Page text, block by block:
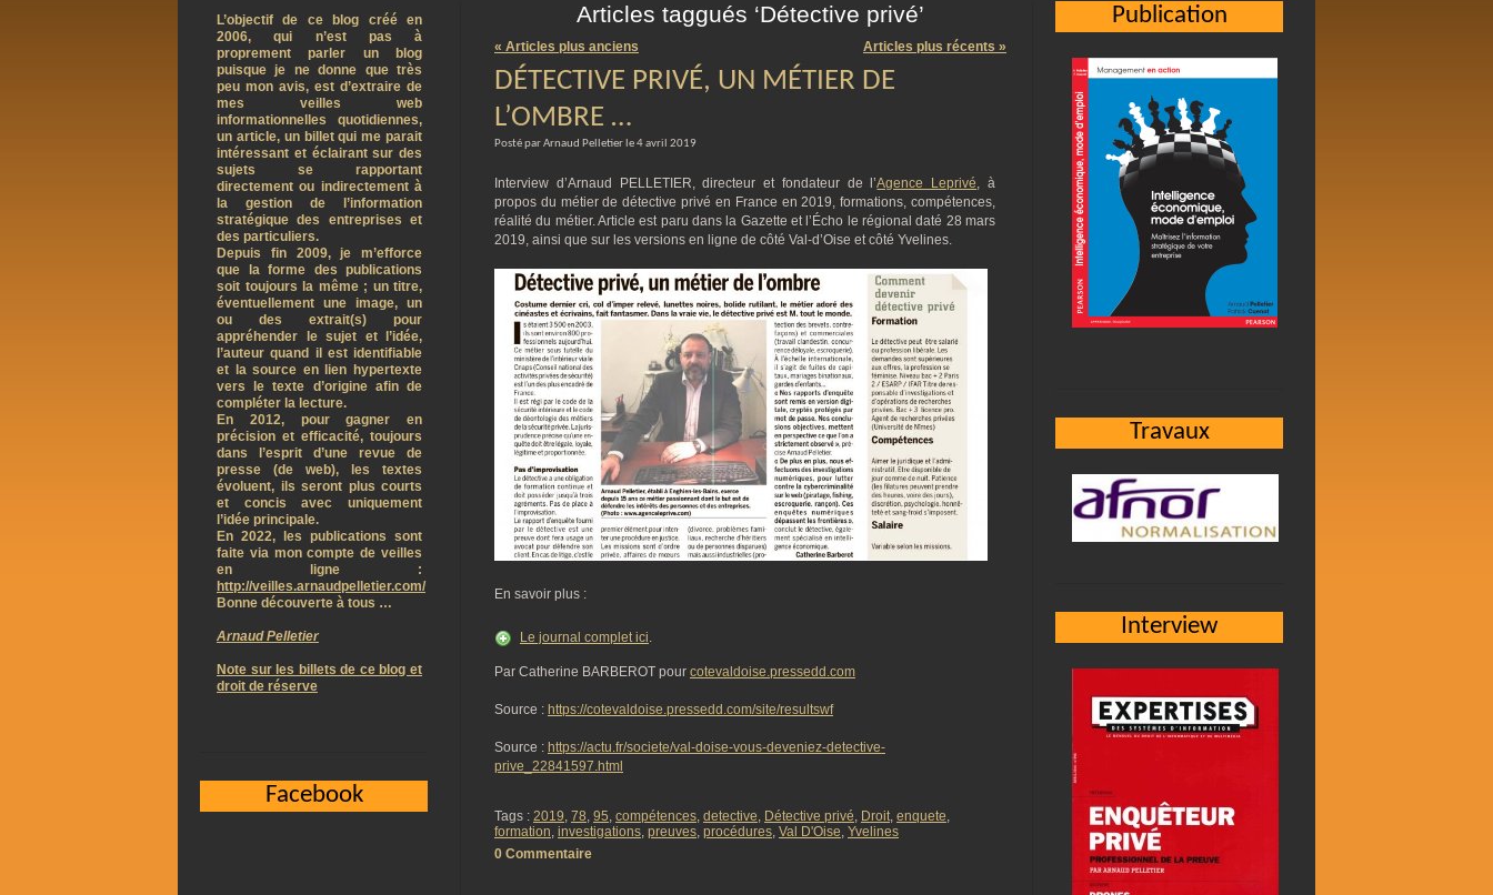
Articles taggués ‘Détective privé’
« Articles plus anciens Articles plus récents »
DÉTECTIVE PRIVÉ, UN MÉTIER DE
L’OMBRE …
Posté par Arnaud Pelletier le 4 avril 2019
Interview d’Arnaud PELLETIER, directeur et fondateur de l’Agence Leprivé, à
propos du métier de détective privé en France en 2019, formations, compétences,
réalité du métier. Article est paru dans la Gazette et l’Écho le régional daté 28 mars
2019, ainsi que sur les versions en ligne de côté Val-d’Oise et côté Yvelines.
En savoir plus :
Le journal complet ici.
Par Catherine BARBEROT pour cotevaldoise.pressedd.com
Source : https://cotevaldoise.pressedd.com/site/resultswf
Source : https://actu.fr/societe/val-doise-vous-deveniez-detective-
prive_22841597.html
Tags : 2019, 78, 95, compétences, detective, Détective privé, Droit, enquete,
formation, investigations, preuves, procédures, Val D'Oise, Yvelines
0 Commentaire
Publication
Travaux
Interview
L’objectif de ce blog créé en
2006, qui n’est pas à
proprement parler un blog
puisque je ne donne que très
peu mon avis, est d’extraire de
mes veilles web
informationnelles quotidiennes,
un article, un billet qui me parait
intéressant et éclairant sur des
sujets se rapportant
directement ou indirectement à
la gestion de l’information
stratégique des entreprises et
des particuliers.
Depuis fin 2009, je m’efforce
que la forme des publications
soit toujours la même ; un titre,
éventuellement une image, un
ou des extrait(s) pour
appréhender le sujet et l’idée,
l’auteur quand il est identifiable
et la source en lien hypertexte
vers le texte d’origine afin de
compléter la lecture.
En 2012, pour gagner en
précision et efficacité, toujours
dans l’esprit d’une revue de
presse (de web), les textes
évoluent, ils seront plus courts
et concis avec uniquement
l’idée principale.
En 2022, les publications sont
faite via mon compte de veilles
en ligne :
http://veilles.arnaudpelletier.com/
Bonne découverte à tous …
Arnaud Pelletier
Note sur les billets de ce blog et
droit de réserve
Facebook